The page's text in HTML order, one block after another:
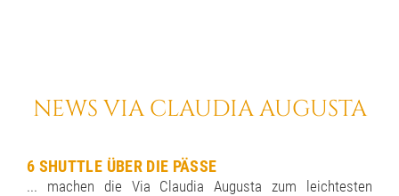
NEWS VIA CLAUDIA AUGUSTA
6 SHUTTLE ÜBER DIE PÄSSE
... machen die Via Claudia Augusta zum leichtesten